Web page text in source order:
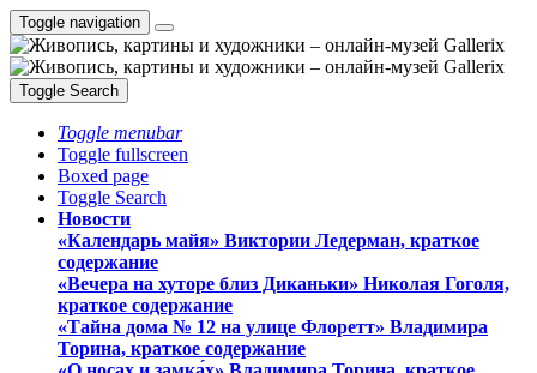
Toggle navigation
Toggle Search
Toggle menubar
Toggle fullscreen
Boxed page
Toggle Search
Новости
«Календарь майя» Виктории Ледерман, краткое
содержание
«Вечера на хуторе близ Диканьки» Николая Гоголя,
краткое содержание
«Тайна дома № 12 на улице Флоретт» Владимира
Торина, краткое содержание